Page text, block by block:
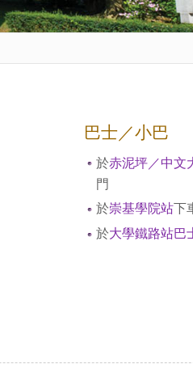
巴士／小巴
於赤泥坪／中文
門
於崇基學院站下
於大學鐵路站巴